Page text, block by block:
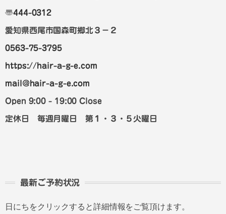
〠444-0312
愛知県西尾市国森町郷北３－２
0563-75-3795
https://hair-a-g-e.com
mail@hair-a-g-e.com
Open 9:00 - 19:00 Close
定休日 毎週月曜日 第１・３・５火曜日
最新ご予約状況
日にちをクリックすると詳細情報をご覧頂けます。